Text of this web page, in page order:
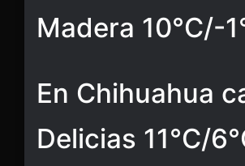
Madera 10°C/-
En Chihuahua
Delicias 11°C/